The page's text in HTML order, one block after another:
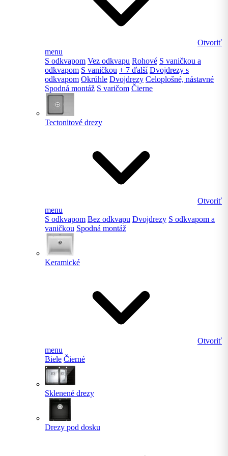
Otvoriť
menu
S odkvapom Vez odkvapu Rohové S vaničkou a
odkvapom S vaničkou + 7 ďalší Dvojdrezy s
odkvapom Okrúhle Dvojdrezy Celoplošné, nástavné
Spodná montáž S varičom Čierne
Tectonitové drezy
Otvoriť
menu
S odkvapom Bez odkvapu Dvojdrezy S odkvapom a
vaničkou Spodná montáž
Keramické
Otvoriť
menu
Biele Čierné
Sklenené drezy
Drezy pod dosku